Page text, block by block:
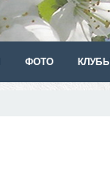
ФОТО КЛУБЫ